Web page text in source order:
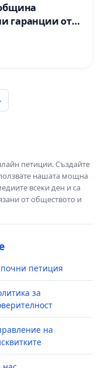
гаранции от
че ще се
норми!
петиции. Създайте
нашата мощна
всеки ден и са
от обществото и
петиция
за
на